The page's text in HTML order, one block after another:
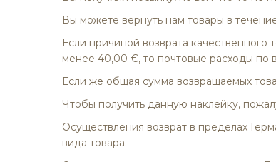
Вы можете вернуть нам товары в
Если причиной возврата качественного
менее 40,00 €, то почтовые расходы по
Если же общая сумма возвращаемых
Чтобы получить данную наклейку,
Осуществления возврат в пределах
вида товара.